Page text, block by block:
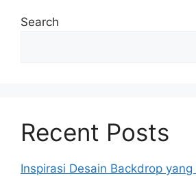
Search
Recent Posts
Inspirasi Desain Backdrop